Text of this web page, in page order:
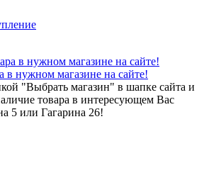
в нужном магазине на сайте!
"Выбрать магазин" в шапке сайта и
товара в интересующем Вас
5 или Гагарина 26!